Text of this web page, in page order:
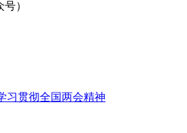
）
习贯彻全国两会精神